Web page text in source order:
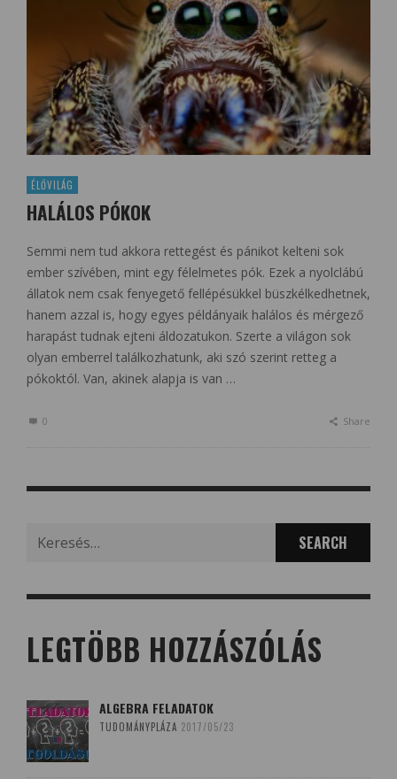
ÉLŐVILÁG
HALÁLOS PÓKOK
Semmi nem tud akkora rettegést és pánikot kelteni sok
ember szívében, mint egy félelmetes pók. Ezek a nyolclábú
állatok nem csak fenyegető fellépésükkel büszkélkedhetnek,
hanem azzal is, hogy egyes példányaik halálos és mérgező
harapást tudnak ejteni áldozatukon. Szerte a világon sok
olyan emberrel találkozhatunk, aki szó szerint retteg a
pókoktól. Van, akinek alapja is van …
0 Share
LEGTÖBB HOZZÁSZÓLÁS
ALGEBRA FELADATOK
TUDOMÁNYPLÁZA 2017/05/23